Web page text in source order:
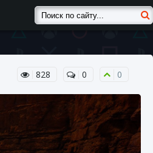
828 0 0